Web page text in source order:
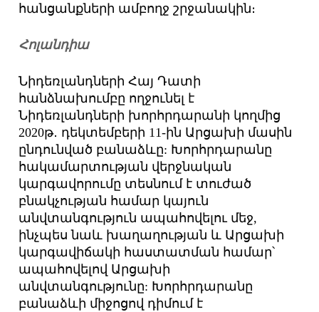
հանցանքների ամբողջ շրջանակին։
Հոլանդիա
Նիդեռլանդների Հայ Դատի
հանձնախումբը ողջունել է
Նիդեռլանդների խորհրդարանի կողմից
2020թ․ դեկտեմբերի 11-ին Արցախի մասին
ընդունված բանաձևը: Խորհրդարանը
հակամարտության վերջնական
կարգավորումը տեսնում է տուժած
բնակչության համար կայուն
անվտանգություն ապահովելու մեջ,
ինչպես նաև խաղաղության և Արցախի
կարգավիճակի հաստատման համար՝
ապահովելով Արցախի
անվտանգությունը: Խորհրդարանը
բանաձևի միջոցով դիմում է